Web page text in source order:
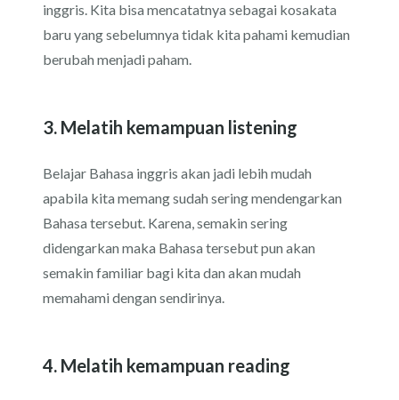
inggris. Kita bisa mencatatnya sebagai kosakata
baru yang sebelumnya tidak kita pahami kemudian
berubah menjadi paham.
3. Melatih kemampuan listening
Belajar Bahasa inggris akan jadi lebih mudah
apabila kita memang sudah sering mendengarkan
Bahasa tersebut. Karena, semakin sering
didengarkan maka Bahasa tersebut pun akan
semakin familiar bagi kita dan akan mudah
memahami dengan sendirinya.
4. Melatih kemampuan reading